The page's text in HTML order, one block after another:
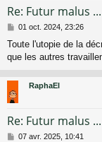
Re: Futur malus
M
s
s
g
e
01 oct. 2024, 23:26
Toute l'utopie de la
que les autres
RaphaEl
Re: Futur malus
M
07 avr. 2025, 10:41